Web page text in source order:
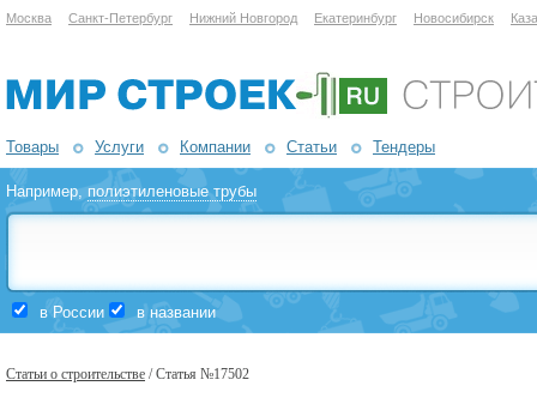
Москва Санкт-Петербург Нижний Новгород Екатеринбург Новосибирск
Товары Услуги Компании Статьи Тендеры
Например,полиэтиленовые трубы
в России в названии
Статьи о строительстве / Статья №17502